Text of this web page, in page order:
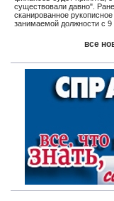
существовали давно".
сканированное
занимаемой должности с 9
все